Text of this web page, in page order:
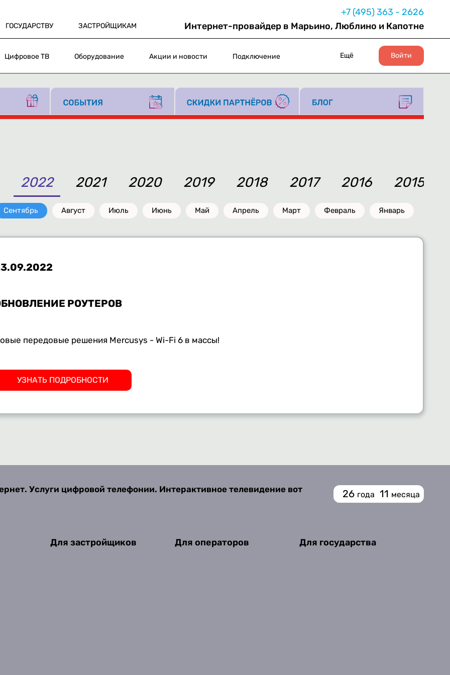
ГОСУДАРСТВУ ЗАСТРОЙЩИКАМ
+7 (495) 363 - 2626
Интернет-провайдер в Марьино, Люблино и Капотне
Цифровое ТВ Оборудование Акции и новости Подключение Ещё Войти
2022 2021 2020 2019 2018 2017 2016 2015
Сентябрь Август Июль Июнь Май Апрель Март Февраль Январь
РОУТЕРОВ
передовые решения Mercusys - Wi-Fi 6 в массы!
УЗНАТЬ ПОДРОБНОСТИ
Услуги цифровой телефонии. Интерактивное телевидение вот 26 года 11 месяца
Для застройщиков Для операторов Для государства